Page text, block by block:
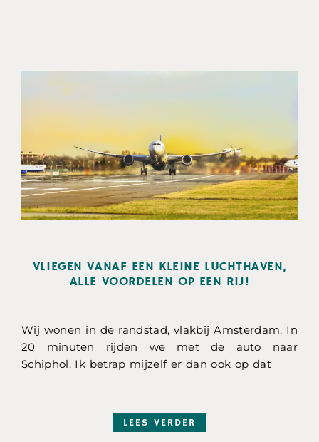
VLIEGEN VANAF EEN KLEINE LUCHTHAVEN,
ALLE VOORDELEN OP EEN RIJ!
Wij wonen in de randstad, vlakbij Amsterdam. In
20 minuten rijden we met de auto naar
Schiphol. Ik betrap mijzelf er dan ook op dat
LEES VERDER